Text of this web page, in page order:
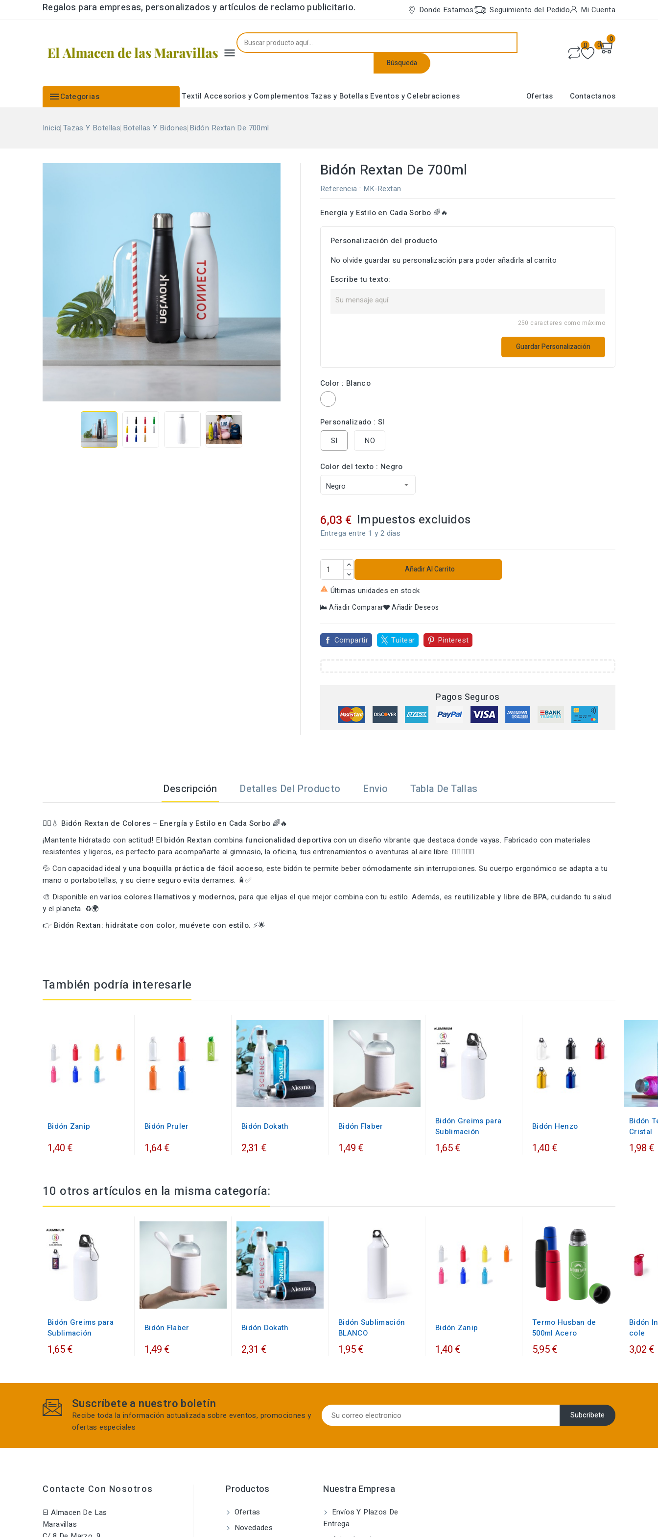
Regalos para empresas, personalizados y artículos de reclamo publicitario. Donde Estamos Seguimiento del Pedido Mi Cuenta

Búsqueda
0 0
0
Categorias Textil Accesorios y Complementos Tazas y Botellas Eventos y Celebraciones Ofertas Contactanos
Inicio Tazas Y Botellas Botellas Y Bidones Bidón Rextan De 700ml
Bidón Rextan De 700ml
Referencia : MK-Rextan
Energía y Estilo en Cada Sorbo 🌈🔥
Personalización del producto
No olvide guardar su personalización para poder añadirla al carrito
Escribe tu texto:
250 caracteres como máximo
Guardar Personalización
Color : Blanco
Blanco
Personalizado : SI
SI
NO
Color del texto : Negro
6,03 € Impuestos excluidos
Entrega entre 1 y 2 dias
Añadir Al Carrito
 Últimas unidades en stock
Añadir Comparar Añadir Deseos
Compartir Tuitear Pinterest
Pagos Seguros
Descripción Detalles Del Producto Envio Tabla De Tallas
🚴‍♂️💧 Bidón Rextan de Colores – Energía y Estilo en Cada Sorbo 🌈🔥
¡Mantente hidratado con actitud! El bidón Rextan combina funcionalidad deportivacon un diseño vibrante que destaca donde vayas. Fabricado con materiales
resistentes y ligeros, es perfecto para acompañarte al gimnasio, la oficina, tus entrenamientos o aventuras al aire libre. 🏋️‍♀️🚶‍♂️🌳
💦 Con capacidad ideal y una boquilla práctica de fácil acceso, este bidón te permite beber cómodamente sin interrupciones. Su cuerpo ergonómico se adapta a tu
mano o portabotellas, y su cierre seguro evita derrames. 🧴✅
🎨 Disponible envarios colores llamativos y modernos, para que elijas el que mejor combina con tu estilo. Además, es reutilizable y libre de BPA, cuidando tu salud
y el planeta. ♻️🌍
👉 Bidón Rextan: hidrátate con color, muévete con estilo. ⚡🌟
También podría interesarle
Bidón Zanip
1,40 €
Bidón Pruler
1,64 €
Bidón Dokath
2,31 €
Bidón Flaber
1,49 €
Bidón Greims para
Sublimación
1,65 €
Bidón Henzo
1,40 €
Bidón
Cristal
1,98 €
10 otros artículos en la misma categoría:
Bidón Greims para
Sublimación
1,65 €
Bidón Flaber
1,49 €
Bidón Dokath
2,31 €
Bidón Sublimación
BLANCO
1,95 €
Bidón Zanip
1,40 €
Termo Husban de
500ml Acero
5,95 €
Bidón
cole
3,02 €
Suscríbete a nuestro boletín
Recibe toda la información actualizada sobre eventos, promociones y
ofertas especiales
Contacte Con Nosotros
El Almacen De Las
Maravillas
Productos
Ofertas
Novedades
Nuestra Empresa
Envíos Y Plazos De
Entrega